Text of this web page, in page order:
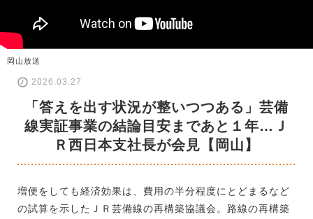
岡山放送
2026.03.27
「答えを出す状況が整いつつある」芸備
線実証事業の結論目安まであと１年…Ｊ
Ｒ西日本支社長が会見【岡山】
増便をしても経済効果は、費用の半分程度にとどまるなど
の試算を示したＪＲ芸備線の再構築協議会。路線の再構築